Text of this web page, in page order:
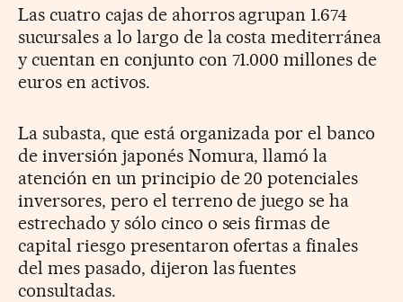
Las cuatro cajas de ahorros agrupan 1.674
sucursales a lo largo de la costa mediterránea
y cuentan en conjunto con 71.000 millones de
euros en activos.
La subasta, que está organizada por el banco
de inversión japonés Nomura, llamó la
atención en un principio de 20 potenciales
inversores, pero el terreno de juego se ha
estrechado y sólo cinco o seis firmas de
capital riesgo presentaron ofertas a finales
del mes pasado, dijeron las fuentes
consultadas.